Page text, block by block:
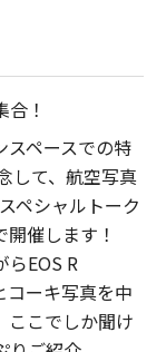
！
スペースでの特
して、航空写真
ペシャルトーク
催します！
EOS R
コーキ写真を中
ここでしか聞け